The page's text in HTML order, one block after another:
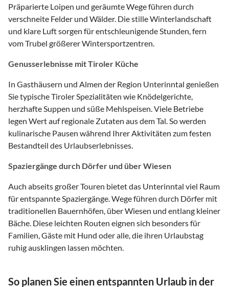
Präparierte Loipen und geräumte Wege führen durch
verschneite Felder und Wälder. Die stille Winterlandschaft
und klare Luft sorgen für entschleunigende Stunden, fern
vom Trubel größerer Wintersportzentren.
Genusserlebnisse mit Tiroler Küche
In Gasthäusern und Almen der Region Unterinntal genießen
Sie typische Tiroler Spezialitäten wie Knödelgerichte,
herzhafte Suppen und süße Mehlspeisen. Viele Betriebe
legen Wert auf regionale Zutaten aus dem Tal. So werden
kulinarische Pausen während Ihrer Aktivitäten zum festen
Bestandteil des Urlaubserlebnisses.
Spaziergänge durch Dörfer und über Wiesen
Auch abseits großer Touren bietet das Unterinntal viel Raum
für entspannte Spaziergänge. Wege führen durch Dörfer mit
traditionellen Bauernhöfen, über Wiesen und entlang kleiner
Bäche. Diese leichten Routen eignen sich besonders für
Familien, Gäste mit Hund oder alle, die ihren Urlaubstag
ruhig ausklingen lassen möchten.
So planen Sie einen entspannten Urlaub in der